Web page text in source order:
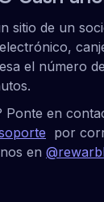
sitio de un
el número
Ponte en
por
en